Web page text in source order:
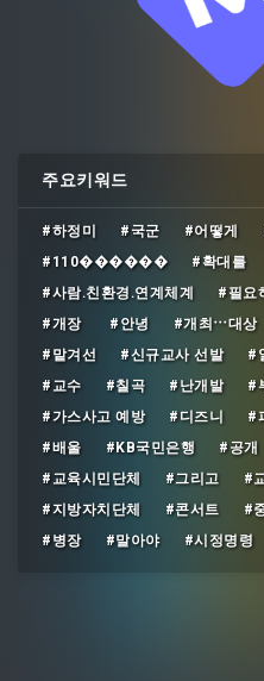
주요키워드
#하정미 #국군 #어떻게
#110������
#확대를
#사람․친환경․연계체계
#필요
#개장
#안녕 #개최⋯대상
#맡겨선
#신규교사 선발 #
#교수
#칠곡 #난개발 #
#가스사고 예방
#디즈니 #
#배울
#KB국민은행 #공개
#교육시민단체
#그리고 #
#지방자치단체
#콘서트 #
#병장
#말아야 #시정명령